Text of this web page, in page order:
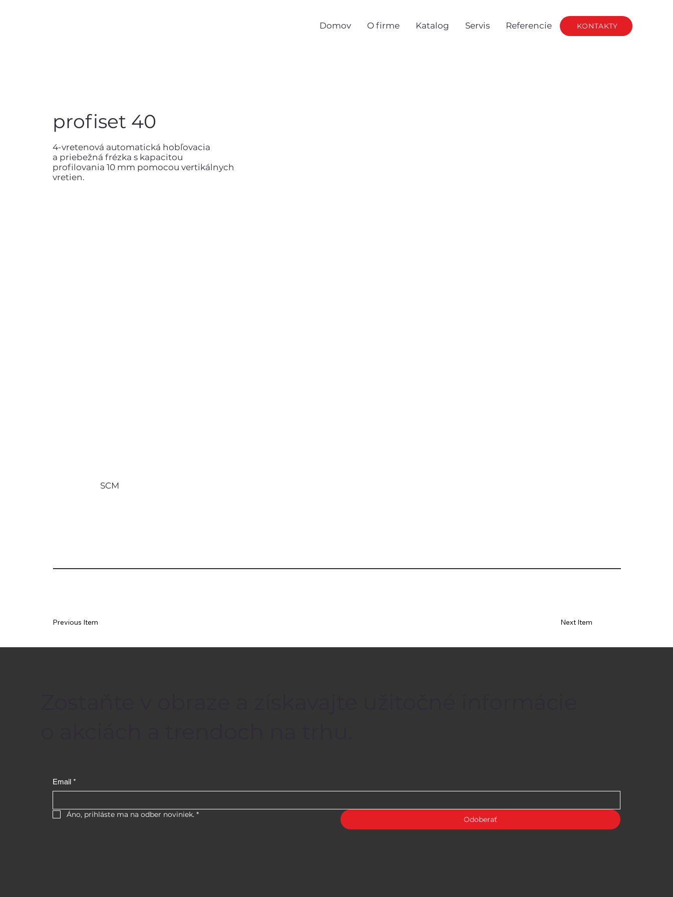
Domov O firme Katalog Servis Referencie KONTAKTY
profiset 40
4-vretenová automatická hobľovacia
a priebežná frézka s kapacitou
profilovania 10 mm pomocou vertikálnych
vretien.
SCM
Previous Item Next Item
Email *
Áno, prihláste ma na odber noviniek. *
Odoberať